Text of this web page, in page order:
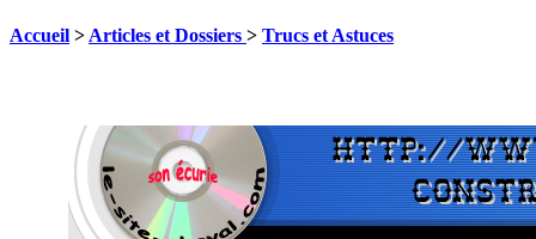
Accueil > Articles et Dossiers > Trucs et Astuces